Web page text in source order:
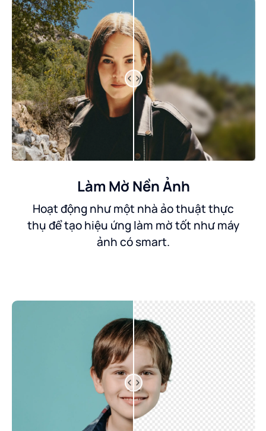
Làm Mờ Nền Ảnh
Hoạt động như một nhà ảo thuật thực
thụ để tạo hiệu ứng làm mờ tốt như máy
ảnh có smart.